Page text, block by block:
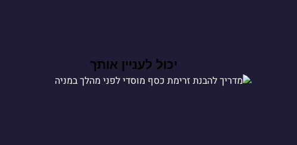
יכול לעניין אותך